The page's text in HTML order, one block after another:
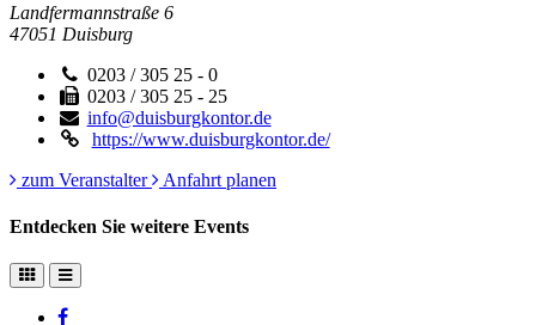
Landfermannstraße 6
47051 Duisburg
0203 / 305 25 - 0
0203 / 305 25 - 25
info@duisburgkontor.de
https://www.duisburgkontor.de/
zum Veranstalter
Anfahrt planen
Entdecken Sie weitere Events